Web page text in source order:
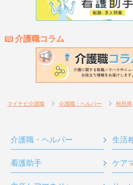
介護職コラム
マイナビ介護職 介護職・ヘルパー 秋田県
介護職・ヘルパー 生活
看護助手 ケア